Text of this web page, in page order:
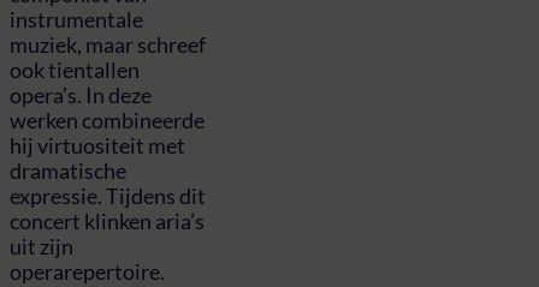
instrumentale
muziek, maar schreef
ook tientallen
opera’s. In deze
werken combineerde
hij virtuositeit met
dramatische
expressie. Tijdens dit
concert klinken aria’s
uit zijn
operarepertoire.